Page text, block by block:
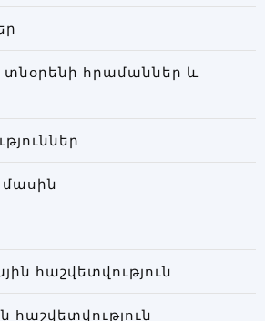
Գրադարանհրամաններ և
մասին
հաշվետվություն